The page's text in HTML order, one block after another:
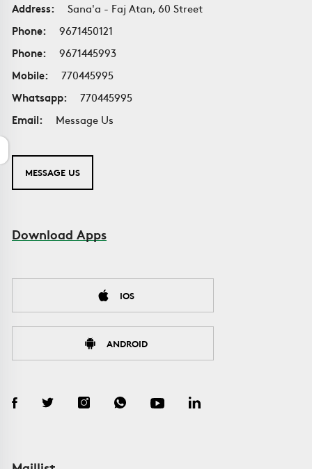
Address:
Sana'a - Faj Atan, 60 Street
Phone:
9671450121
Phone:
9671445993
Mobile:
770445995
Whatsapp:
770445995
Email:
Message Us
MESSAGE US
Download Apps
IOS
ANDROID